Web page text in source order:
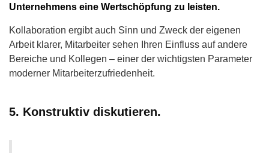
Unternehmens eine Wertschöpfung zu leisten.
Kollaboration ergibt auch Sinn und Zweck der eigenen
Arbeit klarer, Mitarbeiter sehen Ihren Einfluss auf andere
Bereiche und Kollegen – einer der wichtigsten Parameter
moderner Mitarbeiterzufriedenheit.
5. Konstruktiv diskutieren.